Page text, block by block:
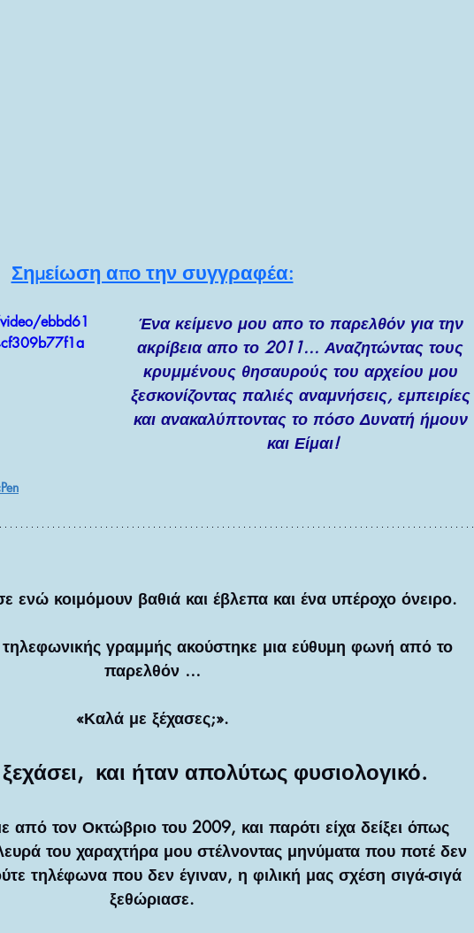
ΨΥΧΙΚΕΣ ΙΚΑΝΟΤΗΤΕΣ & ΠΟΛΥΣΥΜΠΑΝ
Σημείωση απο την συγγραφέα:
ebbd61
Ένα κείμενο μου απο το παρελθόν για την
ακρίβεια απο το 2011... Αναζητώντας τους
κρυμμένους θησαυρούς του αρχείου μου
ξεσκονίζοντας παλιές αναμνήσεις, εμπειρίες
και ανακαλύπτοντας το πόσο Δυνατή ήμουν
και Είμαι!
ενώ κοιμόμουν βαθιά και έβλεπα και ένα υπέροχο όνειρο.
γραμμής ακούστηκε μια εύθυμη φωνή από το
παρελθόν …
«Καλά με ξέχασες;».
και ήταν απολύτως φυσιολογικό.
από τον Οκτώβριο του 2009, και παρότι είχα δείξει όπως
του χαραχτήρα μου στέλνοντας μηνύματα που ποτέ δεν
τηλέφωνα που δεν έγιναν, η φιλική μας σχέση σιγά-σιγά
ξεθώριασε.